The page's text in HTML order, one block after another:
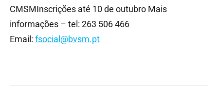
CMSMInscrições até 10 de outubro Mais
informações – tel: 263 506 466
Email: fsocial@bvsm.pt